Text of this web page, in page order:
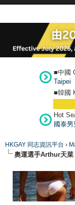
■中國
Taipei
■韓國
Hot
國泰
HKGAY 同志資訊平台 ›
奧運選手Arthur天